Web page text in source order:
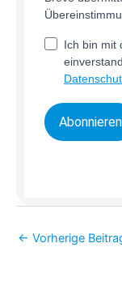
Ich bin mit
Abonnieren
← Vorherige